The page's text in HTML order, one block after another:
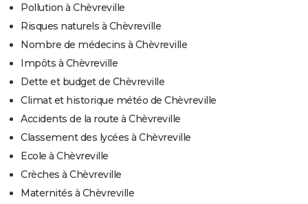
Pollution à Chèvreville
Risques naturels à Chèvreville
Nombre de médecins à Chèvreville
Impôts à Chèvreville
Dette et budget de Chèvreville
Climat et historique météo de Chèvreville
Accidents de la route à Chèvreville
Classement des lycées à Chèvreville
Ecole à Chèvreville
Crèches à Chèvreville
Maternités à Chèvreville